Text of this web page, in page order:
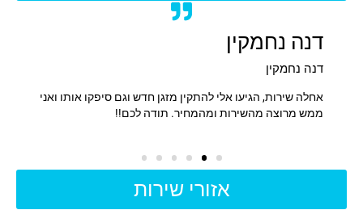
דנה נחמקין
דנה נחמקין
אחלה שירות, הגיעו אלי להתקין מזגן חדש וגם סיפקו אותו ואני
ממש מרוצה מהשירות ומהמחיר. תודה לכם!!
אזורי שירות